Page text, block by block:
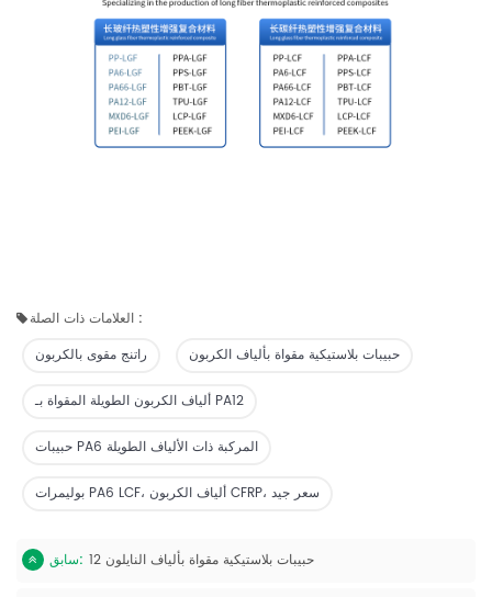
العلامات ذات الصلة :
راتنج مقوى بالكربون
حبيبات بلاستيكية مقواة بألياف الكربون
ألياف الكربون الطويلة المقواة بـ PA12
حبيبات PA6 المركبة ذات الألياف الطويلة
بوليمرات PA6 LCF، ألياف الكربون CFRP، سعر جيد
سابق: حبيبات بلاستيكية مقواة بألياف النايلون 12